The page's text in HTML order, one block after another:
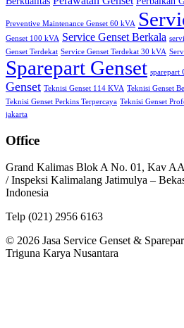
Preventive Maintenance Genset 60 kVA
Genset 100 kVA Service Genset Berkala
Genset Terdekat Service Genset Terdekat 30 kVA
Sparepart Genset sparepart
Genset Teknisi Genset 114 KVA Teknisi Genset
Teknisi Genset Perkins Terpercaya Teknisi Genset
jakarta
Office
Grand Kalimas Blok A No. 01, Kav
/ Inspeksi Kalimalang Jatimulya –
Indonesia
Telp (021) 2956 6163
© 2026 Jasa Service Genset &
Triguna Karya Nusantara